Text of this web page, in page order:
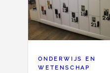
ONDERWIJS EN
WETENSCHAP